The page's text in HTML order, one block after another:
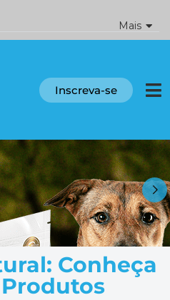
Mais
Inscreva-se
Conheça